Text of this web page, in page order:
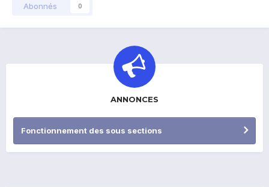
Abonnés 0
ANNONCES
Fonctionnement des sous sections